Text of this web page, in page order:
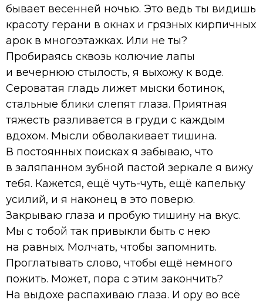
бывает весенней ночью. Это ведь ты видишь
красоту герани в окнах и грязных кирпичных
арок в многоэтажках. Или не ты?
Пробираясь сквозь колючие лапы
и вечернюю стылость, я выхожу к воде.
Сероватая гладь лижет мыски ботинок,
стальные блики слепят глаза. Приятная
тяжесть разливается в груди с каждым
вдохом. Мысли обволакивает тишина.
В постоянных поисках я забываю, что
в заляпанном зубной пастой зеркале я вижу
тебя. Кажется, ещё чуть-чуть, ещё капельку
усилий, и я наконец в это поверю.
Закрываю глаза и пробую тишину на вкус.
Мы с тобой так привыкли быть с нею
на равных. Молчать, чтобы запомнить.
Проглатывать слово, чтобы ещё немного
пожить. Может, пора с этим закончить?
На выдохе распахиваю глаза. И ору во всё